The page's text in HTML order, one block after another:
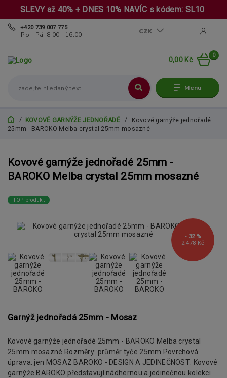
SLEVY až 40% + DNES 10% NAVÍC s kódem: SL10
Menu
CZK
+420 739 007 775
Po - Pá: 8:00 - 16:00
0
0,00 Kč
KOVOVÉ GARNÝŽE JEDNOŘADÉ
Kovové garnýže jednořadé
25mm - BAROKO Melba crystal 25mm mosazné
Kovové garnýže jednořadé 25mm -
BAROKO Melba crystal 25mm mosazné
TOP produkt
2 478 Kč
- 32 %
Garnýž jednořadá 25mm - Mosaz
Kovové garnýže jednořadé 25mm - BAROKO Melba crystal
25mm mosazné Rozměry: průměr tyče 25mm Povrchová
úprava: jen MOSAZ BAROKO - DESIGN A JEDINEČNOST: Kovové
garnýže BAROKO představují nádhernou a jedinečnou kolekci